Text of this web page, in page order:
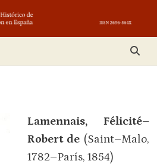
Lamennais, Félicité–
Robert de (Saint–Malo,
1782–París, 1854)